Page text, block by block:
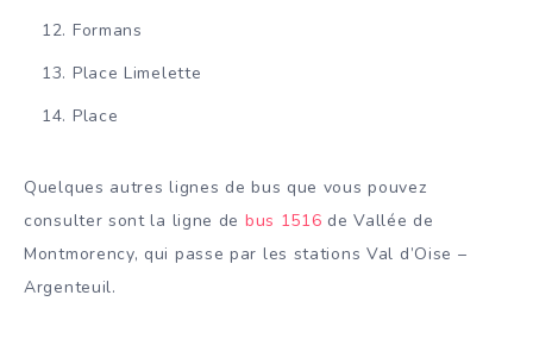
Formans
Place Limelette
Place
Quelques autres lignes de bus que vous pouvez
consulter sont la ligne de bus 1516 de Vallée de
Montmorency, qui passe par les stations Val d’Oise –
Argenteuil.